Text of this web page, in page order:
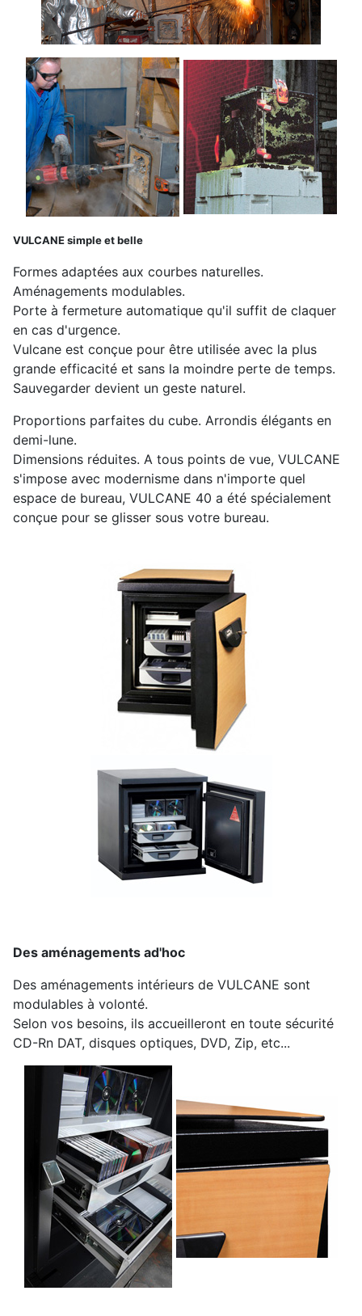
VULCANE simple et belle
Formes adaptées aux courbes naturelles.
Aménagements modulables.
Porte à fermeture automatique qu'il suffit de claquer
en cas d'urgence.
Vulcane est conçue pour être utilisée avec la plus
grande efficacité et sans la moindre perte de temps.
Sauvegarder devient un geste naturel.
Proportions parfaites du cube. Arrondis élégants en
demi-lune.
Dimensions réduites. A tous points de vue, VULCANE
s'impose avec modernisme dans n'importe quel
espace de bureau, VULCANE 40 a été spécialement
conçue pour se glisser sous votre bureau.
Des aménagements ad'hoc
Des aménagements intérieurs de VULCANE sont
modulables à volonté.
Selon vos besoins, ils accueilleront en toute sécurité
CD-Rn DAT, disques optiques, DVD, Zip, etc...